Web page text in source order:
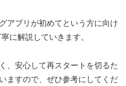
アプリが初めてという方に向け
に解説していきます。
、安心して再スタートを切るた
ますので、ぜひ参考にしてくだ